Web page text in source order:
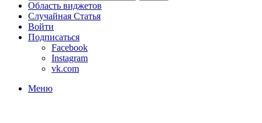
Область виджетов
Случайная Статья
Войти
Подписаться
Facebook
Instagram
vk.com
Меню